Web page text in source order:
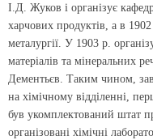
І.Д. Жуков і організує
харчових продуктів, а в
металургії. У 1903 р.
матеріалів та мінеральних
Дементьєв. Таким чином,
на хімічному відділенні,
був укомплектований штат
організовані хімічні